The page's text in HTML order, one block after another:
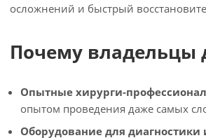
осложнений и быстрый
Почему владельцы
Опытные хирурги-
опытом проведения даже самых
Оборудование для диагностики